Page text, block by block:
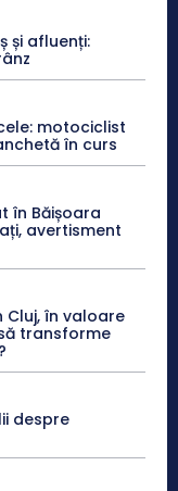
și afluenți:
motociclist
în curs
în Băișoara
avertisment
Cluj, în valoare
să transforme
despre